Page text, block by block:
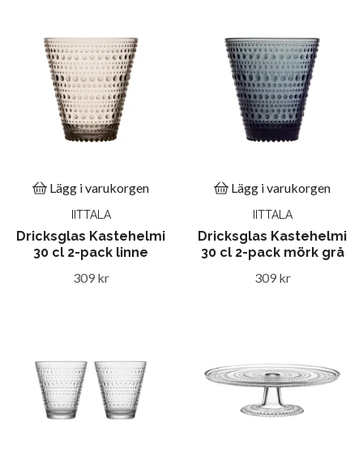
Lägg i varukorgen
IITTALA
Dricksglas Kastehelmi
30 cl 2-pack linne
309 kr
Lägg i varukorgen
IITTALA
Dricksglas Kastehelmi
30 cl 2-pack mörk grå
309 kr